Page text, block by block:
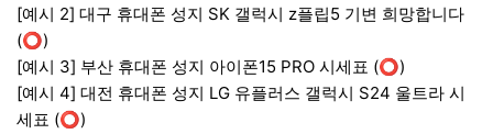
[예시 2] 대구 휴대폰 성지 SK 갤럭시 z플립5 기변 희망합니다
(⭕)
[예시 3] 부산 휴대폰 성지 아이폰15 PRO 시세표 (⭕)
[예시 4] 대전 휴대폰 성지 LG 유플러스 갤럭시 S24 울트라 시
세표 (⭕)